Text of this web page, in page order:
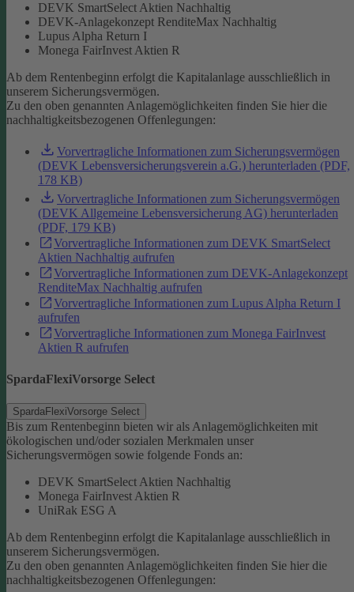
DEVK SmartSelect Aktien Nachhaltig
DEVK-Anlagekonzept RenditeMax Nachhaltig
Lupus Alpha Return I
Monega FairInvest Aktien R
Ab dem Rentenbeginn erfolgt die Kapitalanlage ausschließlich in
unserem Sicherungsvermögen.
Zu den oben genannten Anlagemöglichkeiten finden Sie hier die
nachhaltigkeitsbezogenen Offenlegungen:
Vorvertragliche Informationen zum Sicherungsvermögen
(DEVK Lebensversicherungsverein a.G.) herunterladen (PDF,
178 KB)
Vorvertragliche Informationen zum Sicherungsvermögen
(DEVK Allgemeine Lebensversicherung AG) herunterladen
(PDF, 179 KB)
Vorvertragliche Informationen zum DEVK SmartSelect
Aktien Nachhaltig aufrufen
Vorvertragliche Informationen zum DEVK-Anlagekonzept
RenditeMax Nachhaltig aufrufen
Vorvertragliche Informationen zum Lupus Alpha Return I
aufrufen
Vorvertragliche Informationen zum Monega FairInvest
Aktien R aufrufen
SpardaFlexiVorsorge Select
SpardaFlexiVorsorge Select
Bis zum Rentenbeginn bieten wir als Anlagemöglichkeiten mit
ökologischen und/oder sozialen Merkmalen unser
Sicherungsvermögen sowie folgende Fonds an:
DEVK SmartSelect Aktien Nachhaltig
Monega FairInvest Aktien R
UniRak ESG A
Ab dem Rentenbeginn erfolgt die Kapitalanlage ausschließlich in
unserem Sicherungsvermögen.
Zu den oben genannten Anlagemöglichkeiten finden Sie hier die
nachhaltigkeitsbezogenen Offenlegungen: